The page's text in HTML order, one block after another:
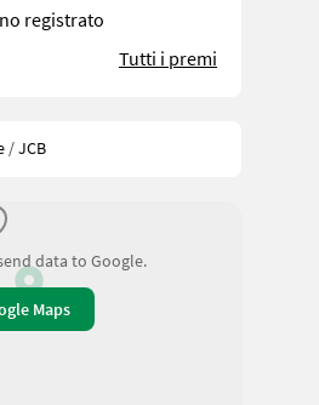
registrato
Tutti i premi
/JCB
data to Google.
Maps